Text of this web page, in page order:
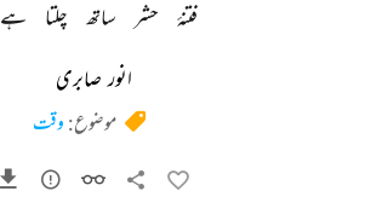
فتنۂ
حشر ساتھ چلتا ہے
انور صابری
موضوع: وقت